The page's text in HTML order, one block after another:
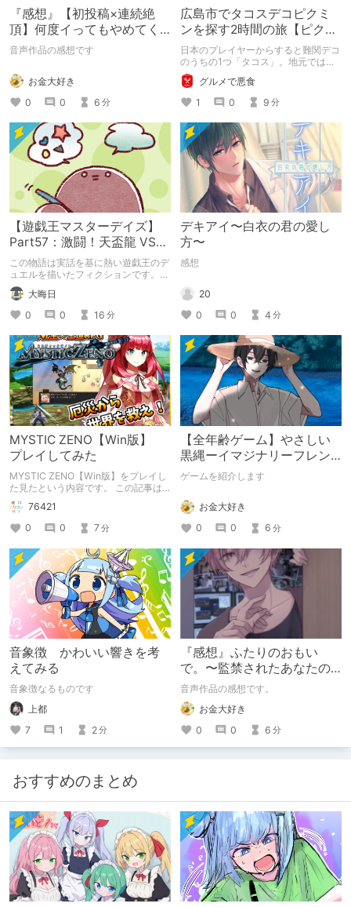
『感想』【初投稿×連続絶
頂】何度イってもやめてく
れない嫉妬彼氏に激責めさ
音声作品の感想です
お金大好き
0
0 6 分
広島市でタコスデコピクミ
ンを探す2時間の旅【ピクミ
ンブルーム / Pikmin
Bloom】
日本のプレイヤーからすると難関デコ
のうちの1つ「タコス」。地元では見
つけられなかった男が広島で探す旅を
お送りします。ねくすと5月のテーマ
「お出かけの記録」。
グルメで悪食
1
0 9 分
【遊戯王マスターデイズ】
Part57：激闘！天盃龍 VS
千年D【架空デュエル】
この物語は実話を基に熱い遊戯王のデ
ュエルを描いたフィクションです。
（自分用メモ：2025-05-14）
大晦日
0
0 16 分
デキアイ〜白衣の君の愛し
方〜
感想
20
0
0 4 分
MYSTIC ZENO【Win版】
プレイしてみた
MYSTIC ZENO【Win版】をプレイし
た見たという内容です。 この記事は
通常のクリエイターズ記事です。
76421
0
0 7分
【全年齢ゲーム】やさしい
黒縄ーイマジナリーフレン
ドの「彼」と過ごすおぼん
ゲームを紹介します
お金大好き
0
0 6 分
音象徴 かわいい響きを考
えてみる
音象徴なるものです
上都
7
1 2分
『感想』ふたりのおもい
で。〜監禁されたあなたの
末路〜【がるまに限定特典
付き】
音声作品の感想です。
お金大好き
0
0 6 分
おすすめのまとめ